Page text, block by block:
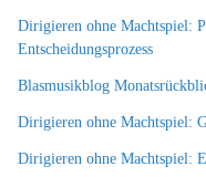
Dirigieren ohne Machtspiel:
Entscheidungsprozess
Blasmusikblog
Dirigieren ohne Machtspiel:
Dirigieren ohne Machtspiel: